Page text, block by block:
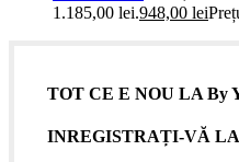
1.185,00 lei.948,00 lei
TOT CE E NOU LA By
INREGISTRAȚI-VĂ